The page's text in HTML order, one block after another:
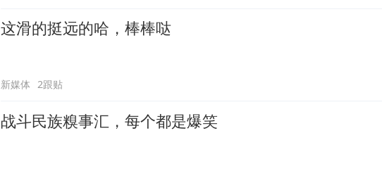
这滑的挺远的哈，棒棒哒
新媒体 2跟贴
战斗民族糗事汇，每个都是爆笑